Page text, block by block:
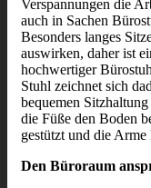
Verspannungen die
auch in Sachen
Besonders langes
auswirken, daher ist
hochwertiger
Stuhl zeichnet sich
bequemen
die Füße den Boden
gestützt und die
Den Büroraum